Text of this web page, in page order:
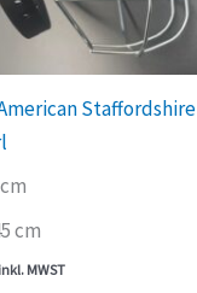
Staffordshire
cm
inkl. MWST